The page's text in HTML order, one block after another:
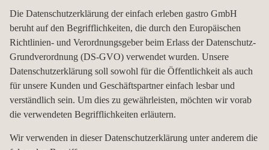
Die Datenschutzerklärung der einfach erleben gastro GmbH
beruht auf den Begrifflichkeiten, die durch den Europäischen
Richtlinien- und Verordnungsgeber beim Erlass der Datenschutz-
Grundverordnung (DS-GVO) verwendet wurden. Unsere
Datenschutzerklärung soll sowohl für die Öffentlichkeit als auch
für unsere Kunden und Geschäftspartner einfach lesbar und
verständlich sein. Um dies zu gewährleisten, möchten wir vorab
die verwendeten Begrifflichkeiten erläutern.
Wir verwenden in dieser Datenschutzerklärung unter anderem die